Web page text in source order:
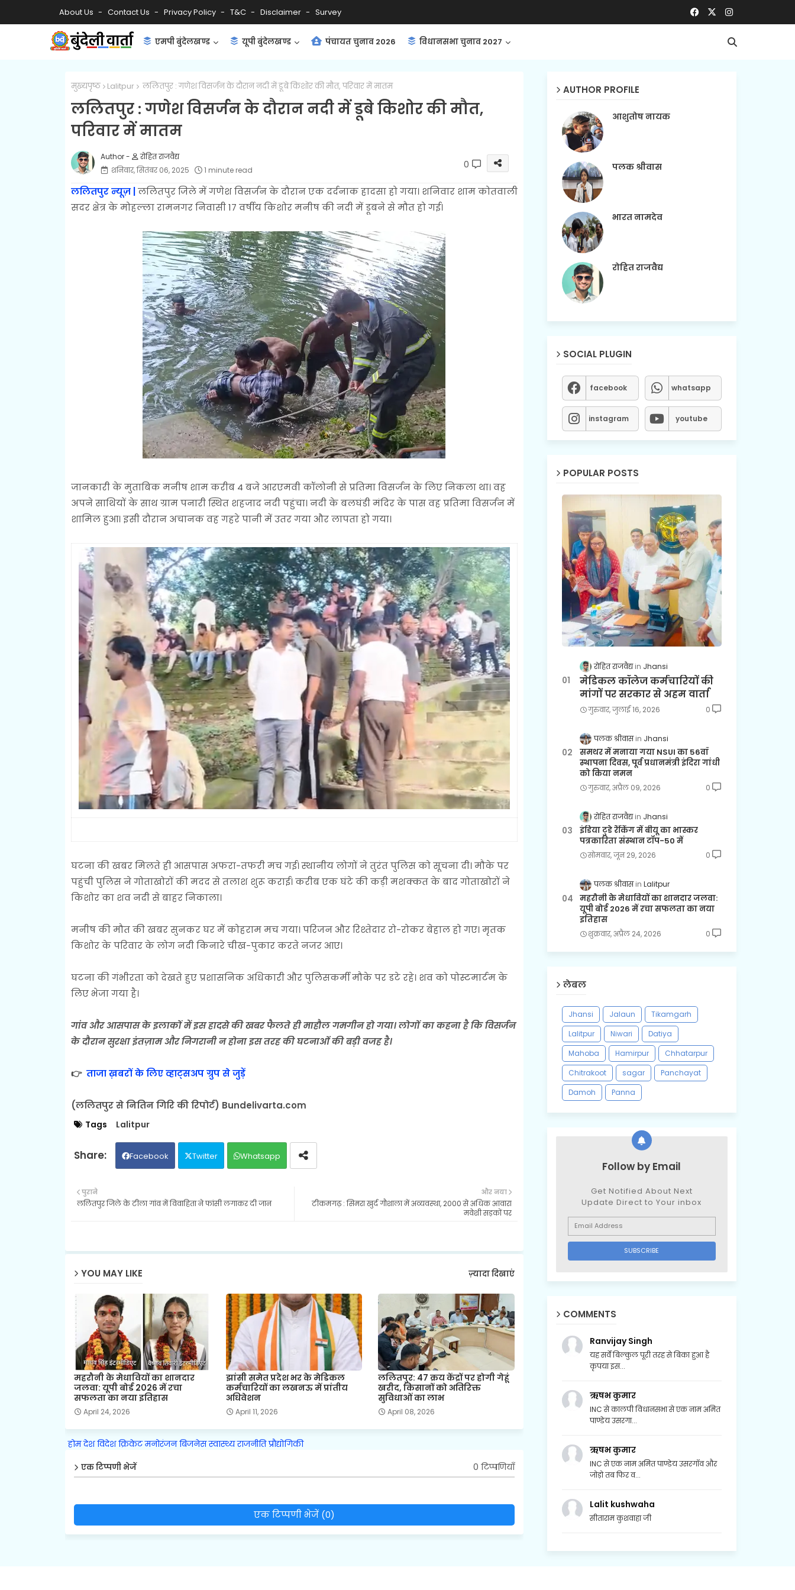
About Us Contact Us Privacy Policy T&C Disclaimer Survey
एमपी बुंदेलखण्ड यूपी बुंदेलखण्ड पंचायत चुनाव 2026 विधानसभा चुनाव 2027
मुख्यपृष्ठ Lalitpur ललितपुर : गणेश विसर्जन के दौरान नदी में डूबे किशोर की मौत, परिवार में मातम
ललितपुर : गणेश विसर्जन के दौरान नदी में डूबे किशोर की मौत,
परिवार में मातम
रोहित राजवैद्य
शनिवार, सितंबर 06, 2025
1 minute read 0
ललितपुर न्यूज़ | ललितपुर जिले में गणेश विसर्जन के दौरान एक दर्दनाक हादसा हो गया। शनिवार शाम कोतवाली
सदर क्षेत्र के मोहल्ला रामनगर निवासी 17 वर्षीय किशोर मनीष की नदी में डूबने से मौत हो गई।
जानकारी के मुताबिक मनीष शाम करीब 4 बजे आरएमवी कॉलोनी से प्रतिमा विसर्जन के लिए निकला था। वह
अपने साथियों के साथ ग्राम पनारी स्थित शहजाद नदी पहुंचा। नदी के बलघंडी मंदिर के पास वह प्रतिमा विसर्जन में
शामिल हुआ। इसी दौरान अचानक वह गहरे पानी में उतर गया और लापता हो गया।
घटना की खबर मिलते ही आसपास अफरा-तफरी मच गई। स्थानीय लोगों ने तुरंत पुलिस को सूचना दी। मौके पर
पहुंची पुलिस ने गोताखोरों की मदद से तलाश शुरू कराई। करीब एक घंटे की कड़ी मशक्कत के बाद गोताखोरों ने
किशोर का शव नदी से बाहर निकाला।
मनीष की मौत की खबर सुनकर घर में कोहराम मच गया। परिजन और रिश्तेदार रो-रोकर बेहाल हो गए। मृतक
किशोर के परिवार के लोग नदी किनारे चीख-पुकार करते नजर आए।
घटना की गंभीरता को देखते हुए प्रशासनिक अधिकारी और पुलिसकर्मी मौके पर डटे रहे। शव को पोस्टमार्टम के
लिए भेजा गया है।
गांव और आसपास के इलाकों में इस हादसे की खबर फैलते ही माहौल गमगीन हो गया। लोगों का कहना है कि विसर्जन
के दौरान सुरक्षा इंतज़ाम और निगरानी न होना इस तरह की घटनाओं की बड़ी वजह है।
👉 ताजा ख़बरों के लिए व्हाट्सअप ग्रुप से जुड़ें
(ललितपुर से नितिन गिरि की रिपोर्ट) Bundelivarta.com
Tags Lalitpur
Facebook Twitter Whatsapp
और नया
टीकमगढ़ : सिमरा खुर्द गौशाला में अव्यवस्था, 2000 से अधिक आवारा
मवेशी सड़कों पर
पुराने
ललितपुर जिले के टीला गांव में विवाहिता ने फांसी लगाकर दी जान
YOU MAY LIKE ज़्यादा दिखाएं
महरौनी के मेधावियों का शानदार
जलवा: यूपी बोर्ड 2026 में रचा
सफलता का नया इतिहास
April 24, 2026
झांसी समेत प्रदेश भर के मेडिकल
कर्मचारियों का लखनऊ में प्रांतीय
अधिवेशन
April 11, 2026
ललितपुर: 47 क्रय केंद्रों पर होगी गेहूं
खरीद, किसानों को अतिरिक्त
सुविधाओं का लाभ
April 08, 2026
होम देश विदेश क्रिकेट मनोरंजन बिजनेस स्वास्थ्य राजनीति प्रौद्योगिकी
एक टिप्पणी भेजें 0 टिप्पणियाँ
एक टिप्पणी भेजें (0)
AUTHOR PROFILE
आशुतोष नायक
पलक श्रीवास
भारत नामदेव
रोहित राजवैद्य
SOCIAL PLUGIN
facebook whatsapp
instagram youtube
POPULAR POSTS
रोहित राजवैद्य Jhansi
मेडिकल कॉलेज कर्मचारियों की
मांगों पर सरकार से अहम वार्ता
गुरुवार, जुलाई 16, 2026 0
पलक श्रीवास Jhansi
समथर में मनाया गया NSUI का 56वाँ
स्थापना दिवस, पूर्व प्रधानमंत्री इंदिरा गांधी
को किया नमन
गुरुवार, अप्रैल 09, 2026 0
रोहित राजवैद्य Jhansi
इंडिया टुडे रैंकिंग में बीयू का भास्कर
पत्रकारिता संस्थान टॉप-50 में
सोमवार, जून 29, 2026 0
पलक श्रीवास Lalitpur
महरौनी के मेधावियों का शानदार जलवा:
यूपी बोर्ड 2026 में रचा सफलता का नया
इतिहास
शुक्रवार, अप्रैल 24, 2026 0
लेबल
Jhansi Jalaun
Tikamgarh
Lalitpur
Niwari
Datiya
Mahoba
Hamirpur
Chhatarpur
Chitrakoot
sagar
Panchayat
Damoh
Panna
Follow by Email
Get Notified About Next
Update Direct to Your inbox
COMMENTS
Ranvijay Singh
यह सर्वे बिल्कुल पूरी तरह से बिका हुआ है
कृपया इस...
ऋषभ कुमार
INC से कालपी विधानसभा से एक नाम अमित
पाण्डेय उसरगा...
ऋषभ कुमार
INC से एक नाम अमित पाण्डेय उसरगॉव और
जोड़ो तब फिर व...
Lalit kushwaha
सीताराम कुशवाहा जी